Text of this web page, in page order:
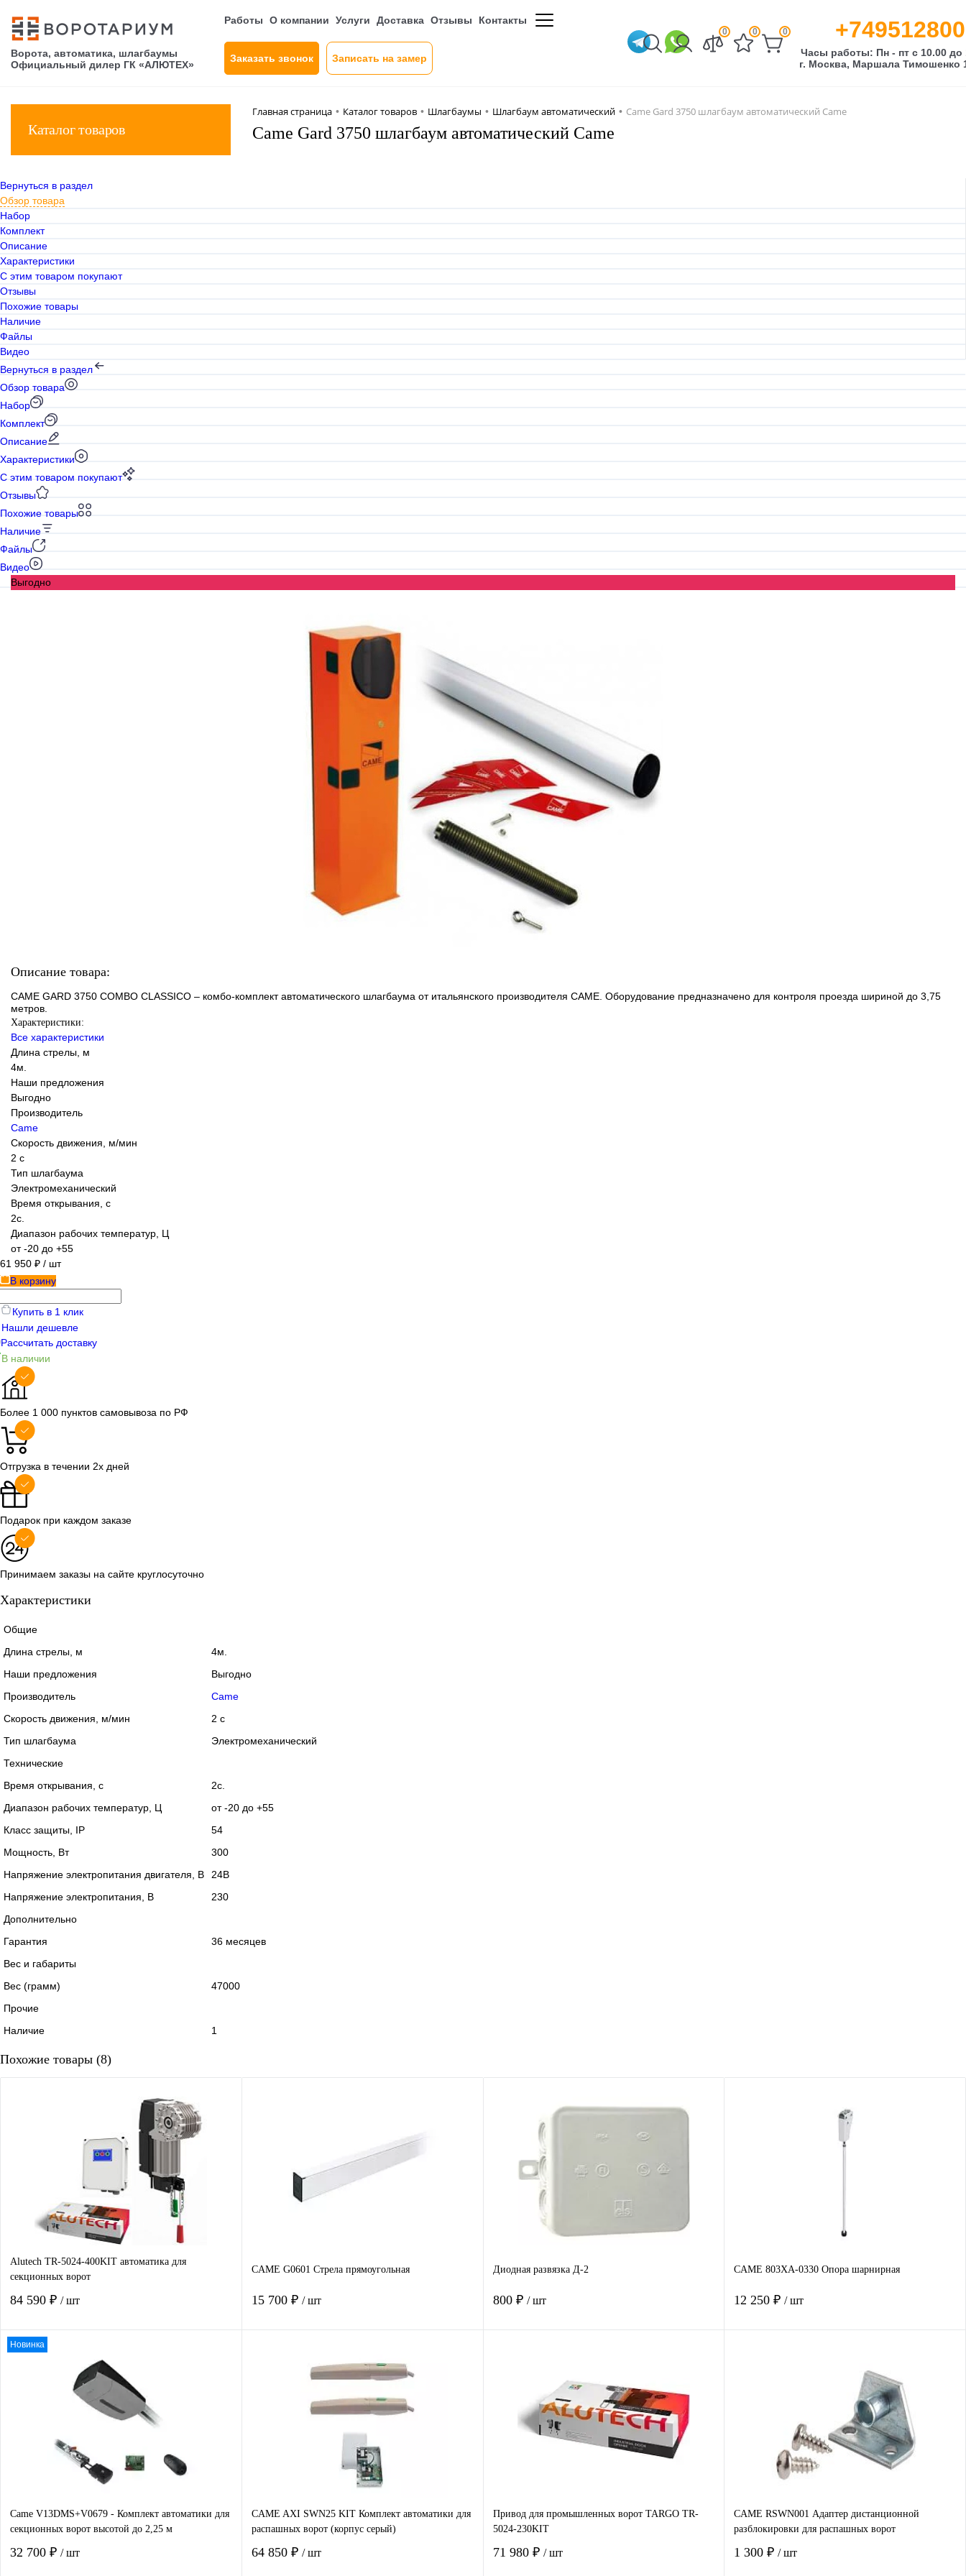
Ворота, автоматика, шлагбаумы
Официальный дилер ГК «АЛЮТЕХ»
Работы О компании Услуги Доставка Отзывы Контакты
Заказать звонок Записать на замер
0 0 0
Часы работы: Пн - пт с 10.00 до
г. Москва, Маршала Тимошенко
Каталог товаров
Главная страница • Каталог товаров • Шлагбаумы • Шлагбаум автоматический • Came Gard 3750 шлагбаум автоматический Came
Came Gard 3750 шлагбаум автоматический Came
Вернуться в раздел
Обзор товара
Набор
Комплект
Описание
Характеристики
С этим товаром покупают
Отзывы
Похожие товары
Наличие
Файлы
Видео
Вернуться в раздел
Обзор товара
Набор
Комплект
Описание
Характеристики
С этим товаром покупают
Отзывы
Похожие товары
Наличие
Файлы
Видео
Выгодно
Описание товара:
CAME GARD 3750 COMBO CLASSICO – комбо-комплект автоматического шлагбаума от итальянского производителя CAME. Оборудование предназначено для контроля проезда шириной до 3,75
метров.
Характеристики:
Все характеристики
Длина стрелы, м
4м.
Наши предложения
Выгодно
Производитель
Came
Скорость движения, м/мин
2 с
Тип шлагбаума
Электромеханический
Время открывания, с
2с.
Диапазон рабочих температур, Ц
от -20 до +55
61 950 ₽ / шт
В корзину
Купить в 1 клик
Нашли дешевле
Рассчитать доставку
В наличии
Более 1 000 пунктов самовывоза по РФ
Отгрузка в течении 2х дней
Подарок при каждом заказе
Принимаем заказы на сайте круглосуточно
Характеристики
Общие
Длина стрелы, м
4м.
Наши предложения
Выгодно
Производитель
Came
Скорость движения, м/мин
2 с
Тип шлагбаума
Электромеханический
Технические
Время открывания, с
2с.
Диапазон рабочих температур, Ц
от -20 до +55
Класс защиты, IP
54
Мощность, Вт
300
Напряжение электропитания двигателя, В
24В
Напряжение электропитания, В
230
Дополнительно
Гарантия
36 месяцев
Вес и габариты
Вес (грамм)
47000
Прочие
Наличие
1
Похожие товары (8)
Alutech TR-5024-400KIT автоматика для
секционных ворот
84 590 ₽ / шт
В корзину
Купить в 1 клик Сравнение
CAME G0601 Стрела прямоугольная
15 700 ₽ / шт
Купить в 1 клик Сравнение
Диодная развязка Д-2
800 ₽ / шт
Купить в 1 клик Сравнение
В избранное В наличии
CAME 803XA-0330 Опора шарнирная
12 250 ₽/ шт
Сравнение
В избранное Под заказ
Новинка
Came V13DMS+V0679 - Комплект автоматики для
секционных ворот высотой до 2,25 м
32 700 ₽ / шт
CAME AXI SWN25 KIT Комплект автоматики для
распашных ворот (корпус серый)
64 850 ₽ / шт
Привод для промышленных ворот TARGO TR-
5024-230KIT
71 980 ₽ / шт
CAME RSWN001 Адаптер дистанционной
разблокировки для распашных ворот
1 300 ₽/ шт